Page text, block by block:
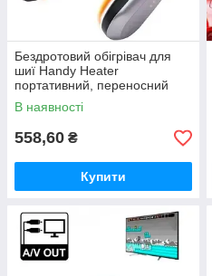
Бездротовий обігрівач для
шиї Handy Heater
портативний, переносний
обігрівач для шиї
В наявності
558,60 ₴
Купити